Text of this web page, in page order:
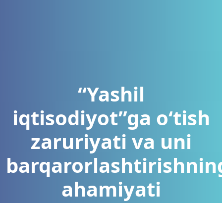
“Yashil
iqtisodiyot”ga o‘tish
zaruriyati va uni
ahamiyati